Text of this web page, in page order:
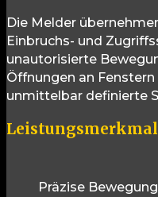
Die Melder
Einbruchs- und
unautorisierte
Öffnungen an
unmittelbar definierte
Präzise